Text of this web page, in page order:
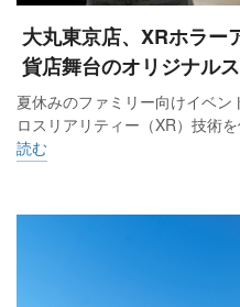
大丸東京店、XRホラ
貨店舞台のオリジナル
夏休みのファミリー向けイベ
ロスリアリティー（XR）技術
読む